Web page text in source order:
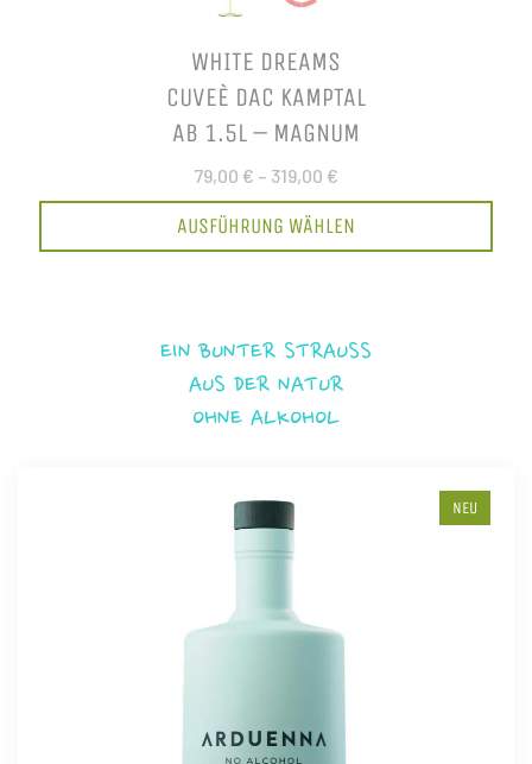
WHITE DREAMS
CUVEÈ DAC KAMPTAL
AB 1.5L – MAGNUM
79,00 € – 319,00 €
AUSFÜHRUNG WÄHLEN
EIN BUNTER STRAUSS
AUS DER NATUR
OHNE ALKOHOL
NEU